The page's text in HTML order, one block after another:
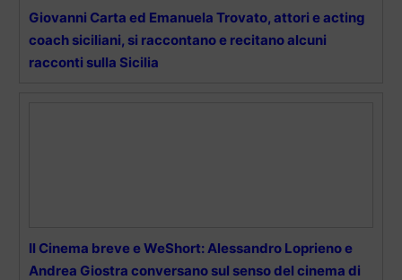
Giovanni Carta ed Emanuela Trovato, attori e acting
coach siciliani, si raccontano e recitano alcuni
racconti sulla Sicilia
Il Cinema breve e WeShort: Alessandro Loprieno e
Andrea Giostra conversano sul senso del cinema di